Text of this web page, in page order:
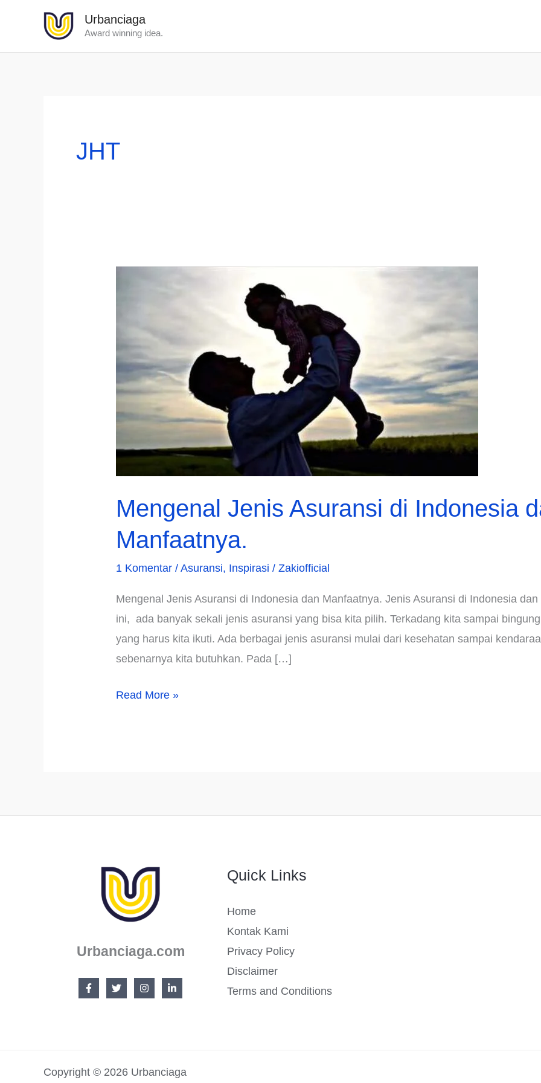
konten
Urbanciaga
Award winning idea.
JHT
Mengenal Jenis Asuransi di Indonesia
Manfaatnya.
1 Komentar /Asuransi, Inspirasi /Zakiofficial
Mengenal Jenis Asuransi di Indonesia dan Manfaatnya. Jenis Asuransi di Indonesia
ini, ada banyak sekali jenis asuransi yang bisa kita pilih. Terkadang kita sampai
yang harus kita ikuti. Ada berbagai jenis asuransi mulai dari kesehatan sampai
sebenarnya kita butuhkan. Pada […]
Mengenal
Manfaatnya.
Read More »
Urbanciaga.com
Quick Links
Home
Kontak Kami
Privacy Policy
Disclaimer
Terms and Conditions
Copyright © 2026 Urbanciaga